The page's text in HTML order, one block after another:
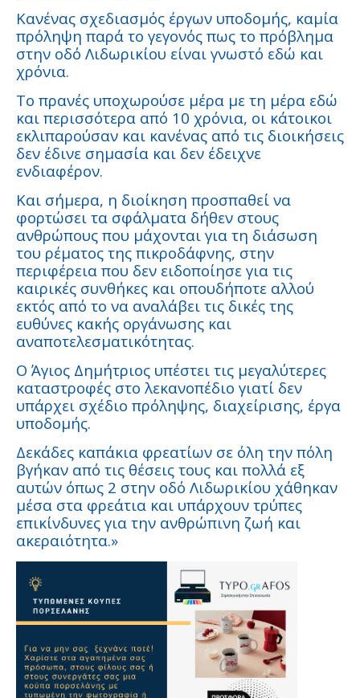
Κανένας σχεδιασμός έργων υποδομής, καμία
πρόληψη παρά το γεγονός πως το πρόβλημα
στην οδό Λιδωρικίου είναι γνωστό εδώ και
χρόνια.
Το πρανές υποχωρούσε μέρα με τη μέρα εδώ
και περισσότερα από 10 χρόνια, οι κάτοικοι
εκλιπαρούσαν και κανένας από τις διοικήσεις
δεν έδινε σημασία και δεν έδειχνε
ενδιαφέρον.
Και σήμερα, η διοίκηση προσπαθεί να
φορτώσει τα σφάλματα δήθεν στους
ανθρώπους που μάχονται για τη διάσωση
του ρέματος της πικροδάφνης, στην
περιφέρεια που δεν ειδοποίησε για τις
καιρικές συνθήκες και οπουδήποτε αλλού
εκτός από το να αναλάβει τις δικές της
ευθύνες κακής οργάνωσης και
αναποτελεσματικότητας.
Ο Άγιος Δημήτριος υπέστει τις μεγαλύτερες
καταστροφές στο λεκανοπέδιο γιατί δεν
υπάρχει σχέδιο πρόληψης, διαχείρισης, έργα
υποδομής.
Δεκάδες καπάκια φρεατίων σε όλη την πόλη
βγήκαν από τις θέσεις τους και πολλά εξ
αυτών όπως 2 στην οδό Λιδωρικίου χάθηκαν
μέσα στα φρεάτια και υπάρχουν τρύπες
επικίνδυνες για την ανθρώπινη ζωή και
ακεραιότητα.»